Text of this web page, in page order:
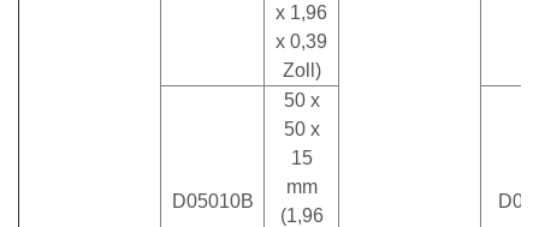
x 1,96
x 0,39
Zoll)
D05010B
50 x
50 x
15
mm
(1,96